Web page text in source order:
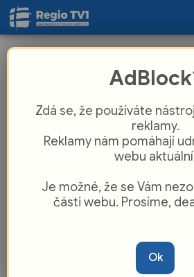
Havlovicích požehnali
Zdá se, že používáte
reklamy.
Reklamy nám pomáhají
webu
Je možné, že se Vám
části webu. Prosíme,
Ok